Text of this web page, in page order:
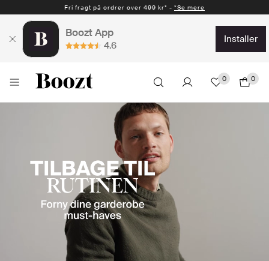
Hurtig levering 1-2 hverdage* - *Se mere
Boozt App
4.6
installer
0 0